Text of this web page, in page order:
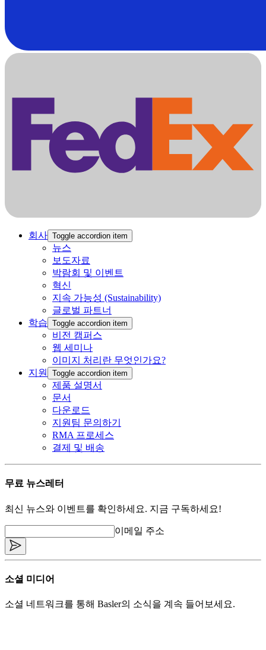
회사 Toggle accordion item
뉴스
보도자료
박람회 및 이벤트
혁신
지속 가능성 (Sustainability)
글로벌 파트너
학습 Toggle accordion item
비전 캠퍼스
‍웹 ‍세미나
이미지 처리란 무엇인가요?
지원
Toggle accordion item
제품 설명서
문서
다운로드
지원팀 문의하기
RMA 프로세스
결제 및 배송
무료 뉴스레터
최신 뉴스와 이벤트를 확인하세요. 지금 구독하세요!
이메일 주소
소셜 미디어
소셜 네트워크를 통해 Basler의 소식을 계속 들어보세요.